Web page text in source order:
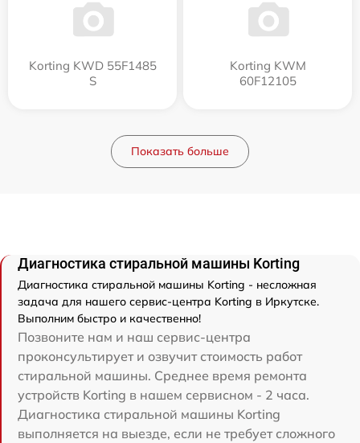
Korting KWD 55F1485
S
Korting KWM
60F12105
Показать больше
Диагностика стиральной машины Korting
Диагностика стиральной машины Korting - несложная
задача для нашего сервис-центра Korting в Иркутске.
Выполним быстро и качественно!
Позвоните нам и наш сервис-центра
проконсультирует и озвучит стоимость работ
стиральной машины. Среднее время ремонта
устройств Korting в нашем сервисном - 2 часа.
Диагностика стиральной машины Korting
выполняется на выезде, если не требует сложного